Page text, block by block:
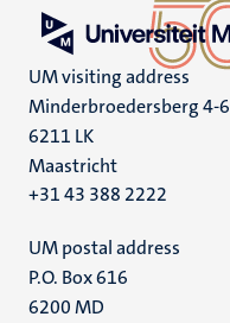
UM visiting address
Minderbroedersberg 4-6
6211 LK
Maastricht
+31 43 388 2222
UM postal address
P.O. Box 616
6200 MD